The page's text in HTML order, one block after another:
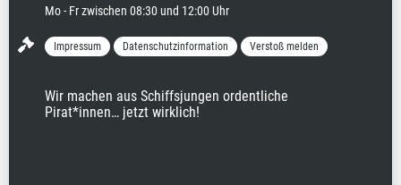
Mo - Fr zwischen 08:30 und 12:00 Uhr
Impressum Datenschutzinformation Verstoß melden
Wir machen aus Schiffsjungen ordentliche
Pirat*innen… jetzt wirklich!